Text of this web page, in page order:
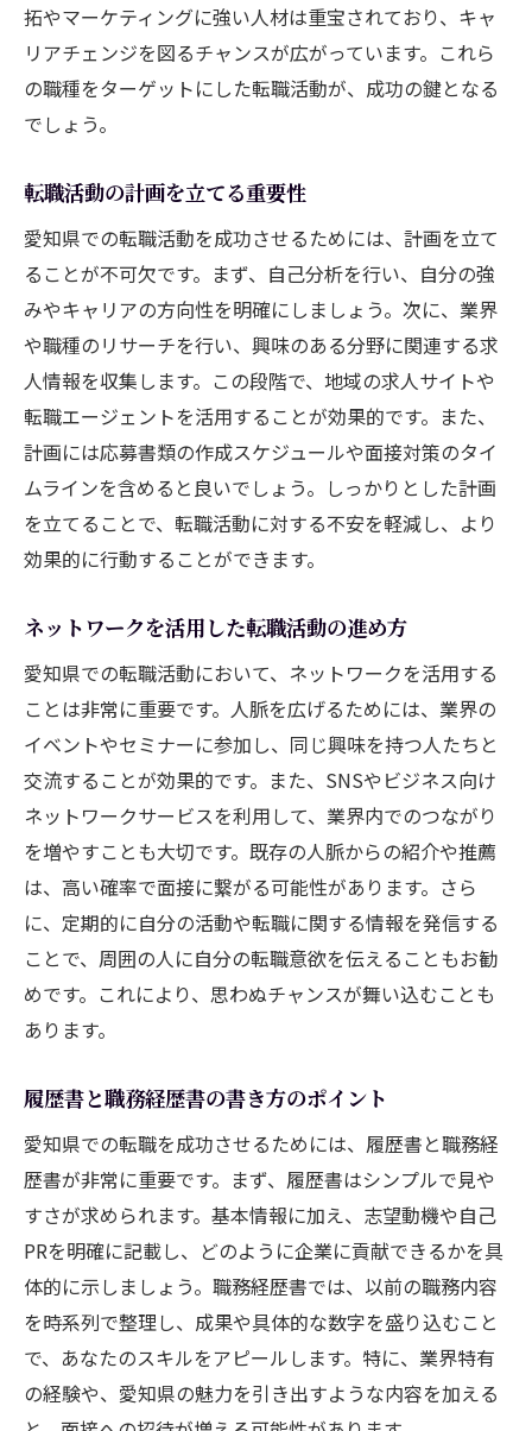
愛知県の求人情報の入手方法
キャリアチェンジに役立つ職業相談サービ
ス
愛知県での非公開求人の探し方
求人票を読む際のポイント
愛知県での転職活動を効率化するためのプロの
ヒント
転職エージェントの活用法
オンラインプラットフォームの効果的な使
い方
時間管理と優先順位の重要性
愛知県の転職イベントの活用
成功する自己PRの作り方
プロフェッショナルなネットワークの築き
新しい職場での適応をスムーズにする愛知県で
のコミュニケーション術
初日から好印象を与えるコミュニケーショ
職場での信頼関係の築き方
愛知県特有のビジネスマナー
効果的なフィードバックの受け方
チームワークを促進する方法
職場の文化に適応するためのヒント
愛知県の転職を成功させるための実践的なスキ
愛知県で利用可能なスキルアップのリソー
ス
オンライン学習プラットフォームの活用法
資格取得でキャリアアップを目指す
愛知県の専門学校や講座の選び方
実践的なプロジェクトでのスキル向上
自己啓発書やセミナーの活用
転職後の長期的なキャリア形成を愛知県で実現
拓やマーケティングに強い人材は重宝されており、キャ
リアチェンジを図るチャンスが広がっています。これら
の職種をターゲットにした転職活動が、成功の鍵となる
でしょう。
転職活動の計画を立てる重要性
愛知県での転職活動を成功させるためには、計画を立て
ることが不可欠です。まず、自己分析を行い、自分の強
みやキャリアの方向性を明確にしましょう。次に、業界
や職種のリサーチを行い、興味のある分野に関連する求
人情報を収集します。この段階で、地域の求人サイトや
転職エージェントを活用することが効果的です。また、
計画には応募書類の作成スケジュールや面接対策のタイ
ムラインを含めると良いでしょう。しっかりとした計画
を立てることで、転職活動に対する不安を軽減し、より
効果的に行動することができます。
ネットワークを活用した転職活動の進め方
愛知県での転職活動において、ネットワークを活用する
ことは非常に重要です。人脈を広げるためには、業界の
イベントやセミナーに参加し、同じ興味を持つ人たちと
交流することが効果的です。また、SNSやビジネス向け
ネットワークサービスを利用して、業界内でのつながり
を増やすことも大切です。既存の人脈からの紹介や推薦
は、高い確率で面接に繋がる可能性があります。さら
に、定期的に自分の活動や転職に関する情報を発信する
ことで、周囲の人に自分の転職意欲を伝えることもお勧
めです。これにより、思わぬチャンスが舞い込むことも
あります。
履歴書と職務経歴書の書き方のポイント
愛知県での転職を成功させるためには、履歴書と職務経
歴書が非常に重要です。まず、履歴書はシンプルで見や
すさが求められます。基本情報に加え、志望動機や自己
PRを明確に記載し、どのように企業に貢献できるかを具
体的に示しましょう。職務経歴書では、以前の職務内容
を時系列で整理し、成果や具体的な数字を盛り込むこと
で、あなたのスキルをアピールします。特に、業界特有
の経験や、愛知県の魅力を引き出すような内容を加える